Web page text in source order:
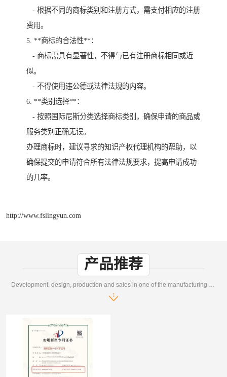
- 根据不同的商标类别和注册方式，需支付相应的注册
费用。
5. **商标的合法性**：
- 商标需具有显著性，不得与已有注册商标相同或近
似。
- 不得使用违公德或法律法规的内容。
6. **类别选择**：
- 按照国际尼斯分类选择商标类别，确保申请的商品或
服务类别正确无误。
办理商标时，建议寻求的知识产权代理机构的帮助，以
确保提交的申请符合所有法律法规要求，提高申请成功
的几率。
http://www.fslingyun.com
产品推荐